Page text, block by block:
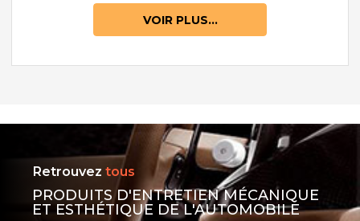
VOIR PLUS...
Retrouvez tous
PRODUITS D'ENTRETIEN MÉCANIQUE
ET ESTHÉTIQUE DE L'AUTOMOBILE